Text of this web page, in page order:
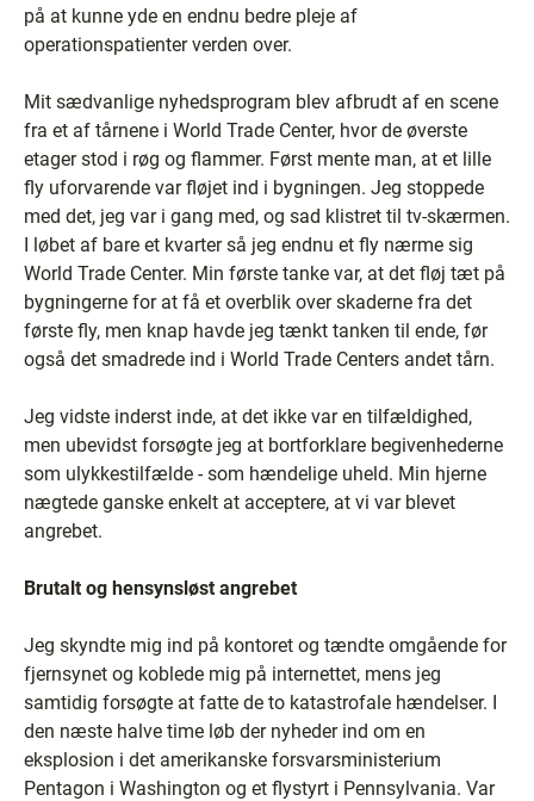
på at kunne yde en endnu bedre pleje af
operationspatienter verden over.
Mit sædvanlige nyhedsprogram blev afbrudt af en scene
fra et af tårnene i World Trade Center, hvor de øverste
etager stod i røg og flammer. Først mente man, at et lille
fly uforvarende var fløjet ind i bygningen. Jeg stoppede
med det, jeg var i gang med, og sad klistret til tv-skærmen.
I løbet af bare et kvarter så jeg endnu et fly nærme sig
World Trade Center. Min første tanke var, at det fløj tæt på
bygningerne for at få et overblik over skaderne fra det
første fly, men knap havde jeg tænkt tanken til ende, før
også det smadrede ind i World Trade Centers andet tårn.
Jeg vidste inderst inde, at det ikke var en tilfældighed,
men ubevidst forsøgte jeg at bortforklare begivenhederne
som ulykkestilfælde - som hændelige uheld. Min hjerne
nægtede ganske enkelt at acceptere, at vi var blevet
angrebet.
Brutalt og hensynsløst angrebet
Jeg skyndte mig ind på kontoret og tændte omgående for
fjernsynet og koblede mig på internettet, mens jeg
samtidig forsøgte at fatte de to katastrofale hændelser. I
den næste halve time løb der nyheder ind om en
eksplosion i det amerikanske forsvarsministerium
Pentagon i Washington og et flystyrt i Pennsylvania. Var